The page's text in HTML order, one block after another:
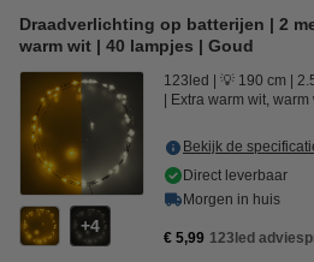
Draadverlichting op batterijen | 2
warm wit | 40 lampjes | Goud
4
123led 💡 190 cm
Extra warm wit, warm
Bekijk de
Direct leverbaar
Morgen in huis
€ 5,99 123led